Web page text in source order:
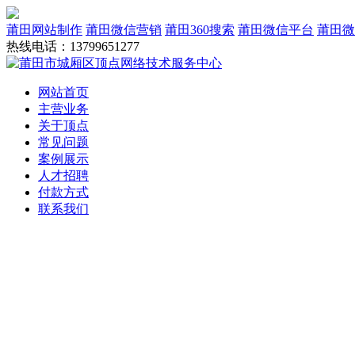
莆田网站制作 莆田微信营销 莆田360搜索 莆田微信平台 莆田
热线电话：13799651277
网站首页
主营业务
关于顶点
常见问题
案例展示
人才招聘
付款方式
联系我们